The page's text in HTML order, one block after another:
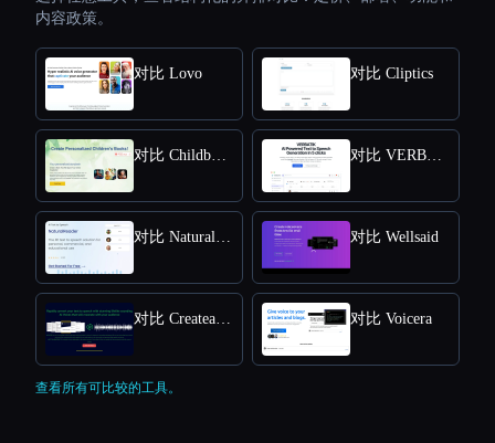
内容政策。
对比 Lovo 对比 Cliptics
对比 Childbook 对比 VERBATIK
对比 NaturalReader 对比 Wellsaid
对比 Createaivoiceovers 对比 Voicera
查看所有可比较的工具。